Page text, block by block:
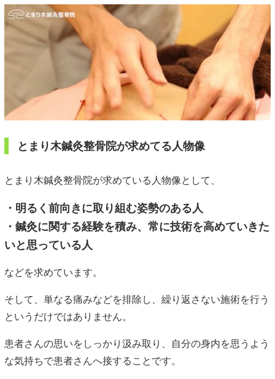
とまり木鍼灸整骨院が求めてる人物像
とまり木鍼灸整骨院が求めている人物像として、
・明るく前向きに取り組む姿勢のある人
・鍼灸に関する経験を積み、常に技術を高めていきた
いと思っている人
などを求めています。
そして、単なる痛みなどを排除し、繰り返さない施術を行う
というだけではありません。
患者さんの思いをしっかり汲み取り、自分の身内を思うよう
な気持ちで患者さんへ接することです。